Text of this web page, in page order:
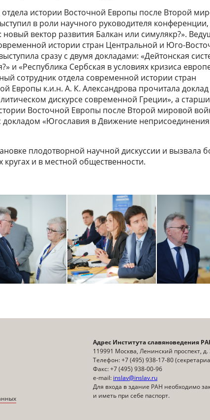
истории Восточной Европы после Второй
в роли научного руководителя конференции,
вектор развития Балкан или симулякр?».
истории стран Центральной и Юго-
сразу с двумя докладами: «Дейтонская
и «Республика Сербская в условиях кризиса
сотрудник отдела современной истории стран
Европы к.и.н. А. К. Александрова прочитала доклад
дискурсе современной Греции», а
Восточной Европы после Второй мировой
докладом «Югославия в Движение
плодотворной научной дискуссии и вызвала
и в местной общественности.
Адрес Института славяноведения
119991 Москва, Ленинский проспект, д.
Телефон: +7 (495) 938-17-80
Факс: +7 (495) 938-00-96
e-mail: inslav@inslav.ru
Для входа в здание РАН необходимо
и иметь при себе паспорт.